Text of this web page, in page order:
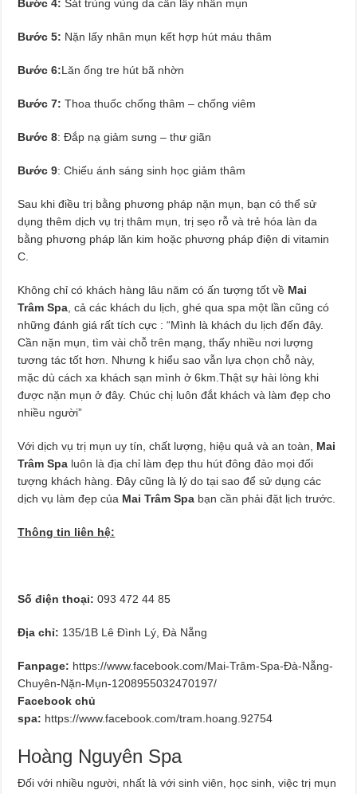
Bước 4: Sát trùng vùng da cần lấy nhân mụn
Bước 5: Nặn lấy nhân mụn kết hợp hút máu thâm
Bước 6:Lăn ống tre hút bã nhờn
Bước 7: Thoa thuốc chống thâm – chống viêm
Bước 8: Đắp nạ giảm sưng – thư giãn
Bước 9: Chiếu ánh sáng sinh học giảm thâm
Sau khi điều trị bằng phương pháp nặn mụn, bạn có thể sử
dụng thêm dịch vụ trị thâm mụn, trị sẹo rỗ và trẻ hóa làn da
bằng phương pháp lăn kim hoặc phương pháp điện di vitamin
C.
Không chỉ có khách hàng lâu năm có ấn tượng tốt về Mai
Trâm Spa , cả các khách du lịch, ghé qua spa một lần cũng có
những đánh giá rất tích cực : “Mình là khách du lịch đến đây.
Cần nặn mụn, tìm vài chỗ trên mạng, thấy nhiều nơi lượng
tương tác tốt hơn. Nhưng k hiểu sao vẫn lựa chọn chỗ này,
mặc dù cách xa khách sạn mình ở 6km.Thật sự hài lòng khi
được nặn mụn ở đây. Chúc chị luôn đắt khách và làm đẹp cho
nhiều người”
Với dịch vụ trị mụn uy tín, chất lượng, hiệu quả và an toàn, Mai
Trâm Spa luôn là địa chỉ làm đẹp thu hút đông đảo mọi đối
tượng khách hàng. Đây cũng là lý do tại sao để sử dụng các
dịch vụ làm đẹp của Mai Trâm Spa bạn cần phải đặt lịch trước.
Thông tin liên hệ:
Số điện thoại:093 472 44 85
Địa chỉ: 135/1B Lê Đình Lý, Đà Nẵng
Fanpage: https://www.facebook.com/Mai-Trâm-Spa-Đà-Nẵng-
Chuyên-Nặn-Mụn-1208955032470197/
Facebook chủ
spa: https://www.facebook.com/tram.hoang.92754
Hoàng Nguyên Spa
Đối với nhiều người, nhất là với sinh viên, học sinh, việc trị mụn